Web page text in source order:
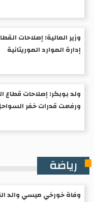
وزير المالية: إصلاحات
إدارة الموارد الموريتانية
ولد بوبكر: إصلاحات قطاع
ورفعت قدرات خفر
رياضة
وفاة خورخي ميسي والد